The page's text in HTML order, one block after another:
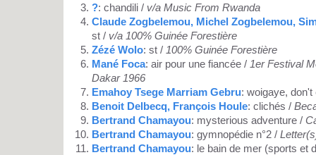
?: chandili / v/a Music From Rwanda
Claude Zogbelemou, Michel Zogbelemou,
st / v/a 100% Guinée Forestière
Zézé Wolo: st / 100% Guinée Forestière
Mané Foca: air pour une fiancée / 1er Festival
Dakar 1966
Emahoy Tsege Marriam Gebru: woigaye,
Benoit Delbecq, François Houle: clichés /
Bertrand Chamayou: mysterious adventure /
Bertrand Chamayou: gymnopédie n°2 /
Bertrand Chamayou: le bain de mer (sports et